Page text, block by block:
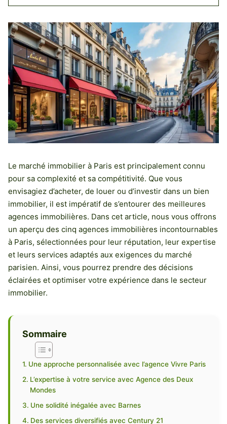
Le marché immobilier à Paris est principalement connu
pour sa complexité et sa compétitivité. Que vous
envisagiez d’acheter, de louer ou d’investir dans un bien
immobilier, il est impératif de s’entourer des meilleures
agences immobilières. Dans cet article, nous vous offrons
un aperçu des cinq agences immobilières incontournables
à Paris, sélectionnées pour leur réputation, leur expertise
et leurs services adaptés aux exigences du marché
parisien. Ainsi, vous pourrez prendre des décisions
éclairées et optimiser votre expérience dans le secteur
immobilier.
Sommaire
Une approche personnalisée avec l’agence Vivre Paris
L’expertise à votre service avec Agence des Deux
Mondes
Une solidité inégalée avec Barnes
Des services diversifiés avec Century 21